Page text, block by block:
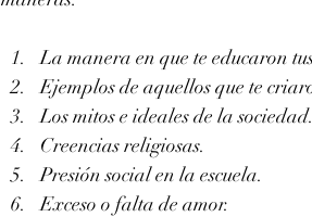
La manera en que te educaron
Ejemplos de aquellos que te
Los mitos e ideales de la sociedad.
Creencias religiosas.
Presión social en la escuela.
Exceso o falta de amor.